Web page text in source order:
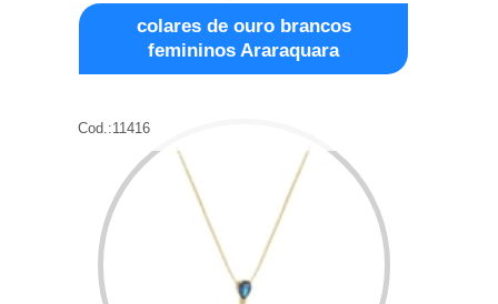
colares de ouro brancos
femininos Araraquara
Cod.:11416